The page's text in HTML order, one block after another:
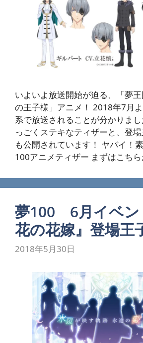
いよいよ放送開始が迫る、「夢
の王子様」アニメ！ 2018年7月
系で放送されることが分かりま
っごくステキなティザーと、登
も公開されています！ ヤバイ！
100アニメティザー まずはこち
夢100 6月イベン
花の花嫁』登場王
2018年5月30日